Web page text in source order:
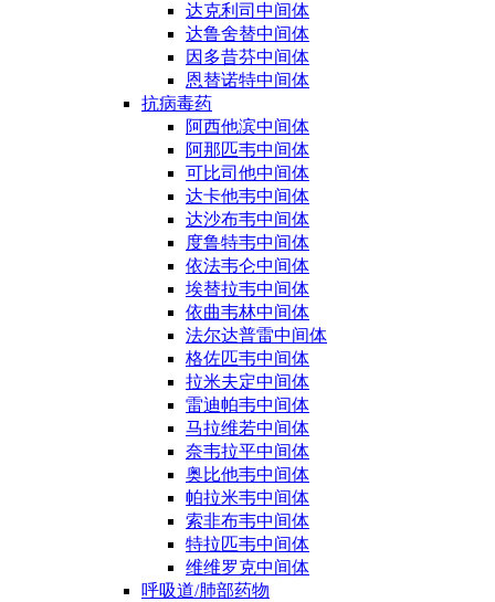
达克利司中间体
达鲁舍替中间体
因多昔芬中间体
恩替诺特中间体
抗病毒药
阿西他滨中间体
阿那匹韦中间体
可比司他中间体
达卡他韦中间体
达沙布韦中间体
度鲁特韦中间体
依法韦仑中间体
埃替拉韦中间体
依曲韦林中间体
法尔达普雷中间体
格佐匹韦中间体
拉米夫定中间体
雷迪帕韦中间体
马拉维若中间体
奈韦拉平中间体
奥比他韦中间体
帕拉米韦中间体
索非布韦中间体
特拉匹韦中间体
维维罗克中间体
呼吸道/肺部药物